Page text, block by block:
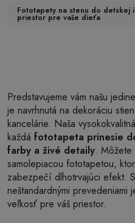
Fototapety na stenu do detskej
priestor pre vaše dieťa
Predstavujeme vám našu
je navrhnutá na dekoráciu
kancelárie. Naša
každá fototapeta prinesie
farby a živé detaily. Môžete
samolepiacou fototapetou,
zabezpečí dlhotrvajúci efekt.
neštandardnými
veľkosť pre váš priestor.